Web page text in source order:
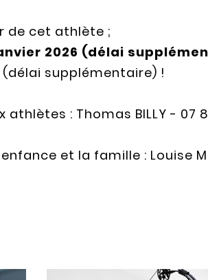
de cet athlète ;
2026 (délai
supplémentaire) !
: Thomas BILLY - 07
et la famille : Louise